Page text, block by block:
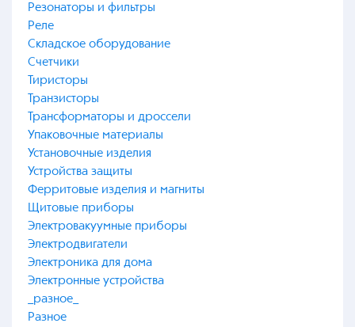
Резонаторы и фильтры
Реле
Складское оборудование
Счетчики
Тиристоры
Транзисторы
Трансформаторы и дроссели
Упаковочные материалы
Установочные изделия
Устройства защиты
Ферритовые изделия и магниты
Щитовые приборы
Электровакуумные приборы
Электродвигатели
Электроника для дома
Электронные устройства
_разное_
Разное